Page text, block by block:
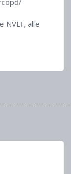
NVLF, alle